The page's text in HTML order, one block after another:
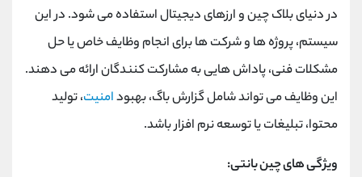
در دنیای بلاک چین و ارزهای دیجیتال استفاده می‌ شود. در این
سیستم، پروژه ‌ها و شرکت ‌ها برای انجام وظایف خاص یا حل
مشکلات فنی، پاداش‌ هایی به مشارکت‌ کنندگان ارائه می‌ دهند.
این وظایف می ‌تواند شامل گزارش باگ، بهبودامنیت، تولید
محتوا، تبلیغات یا توسعه نرم ‌افزار باشد.
ویژگی ‌های چین بانتی: